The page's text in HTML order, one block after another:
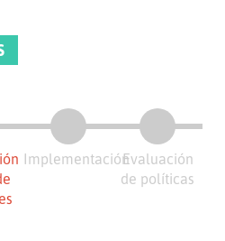
ImplementaciónEvaluación
de políticas